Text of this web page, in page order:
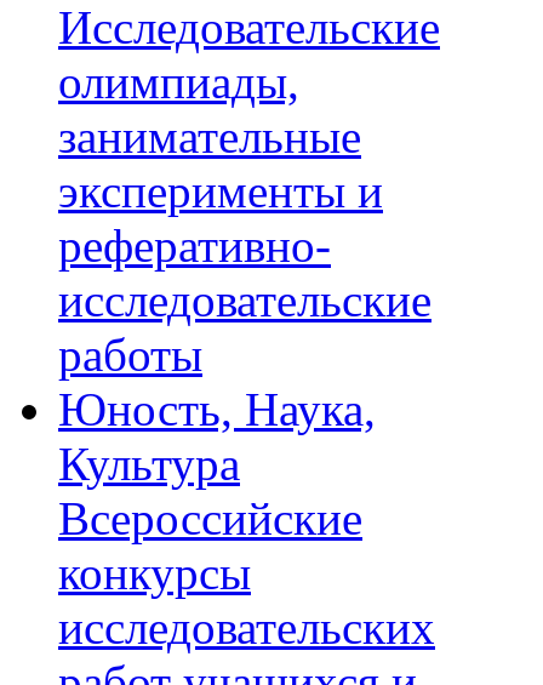
Исследовательские
олимпиады,
занимательные
эксперименты и
реферативно-
исследовательские
работы
Юность, Наука,
Культура
Всероссийские
конкурсы
исследовательских